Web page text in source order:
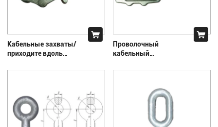
Кабельные захваты/
приходите вдоль
полюса/
инструментов линии
питания
Проволочный
кабельный